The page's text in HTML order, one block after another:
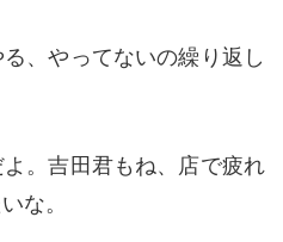
、やってないの繰り返し
。吉田君もね、店で疲れ
な。